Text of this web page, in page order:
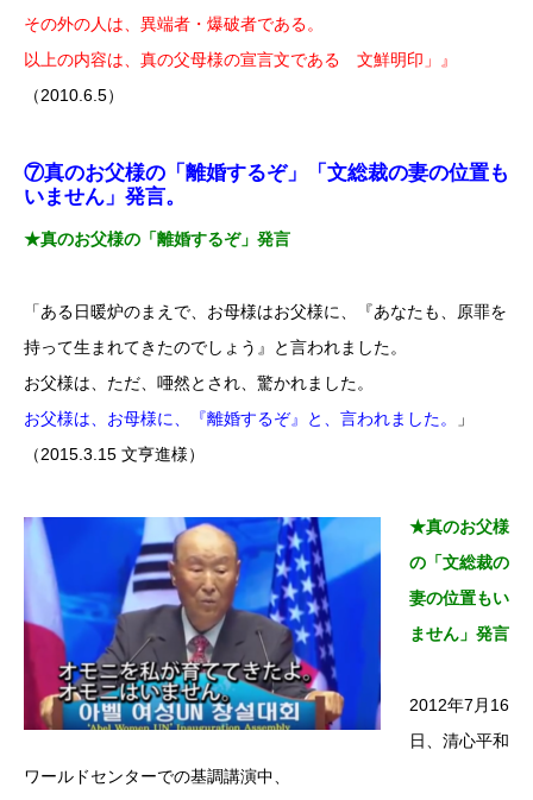
その外の人は、異端者・爆破者である。
以上の内容は、真の父母様の宣言文である 文鮮明印」』
（2010.6.5）
⑦真のお父様の「離婚するぞ」「文総裁の妻の位置も
いません」発言。
★真のお父様の「離婚するぞ」発言
「ある日暖炉のまえで、お母様はお父様に、『あなたも、原罪を
持って生まれてきたのでしょう』と言われました。
お父様は、ただ、唖然とされ、驚かれました。
お父様は、お母様に、『離婚するぞ』と、言われました。
」
（2015.3.15 文亨進様）
★真のお父様
の「文総裁の
妻の位置もい
ません」発言
2012年7月16
日、清心平和
ワールドセンターでの基調講演中、